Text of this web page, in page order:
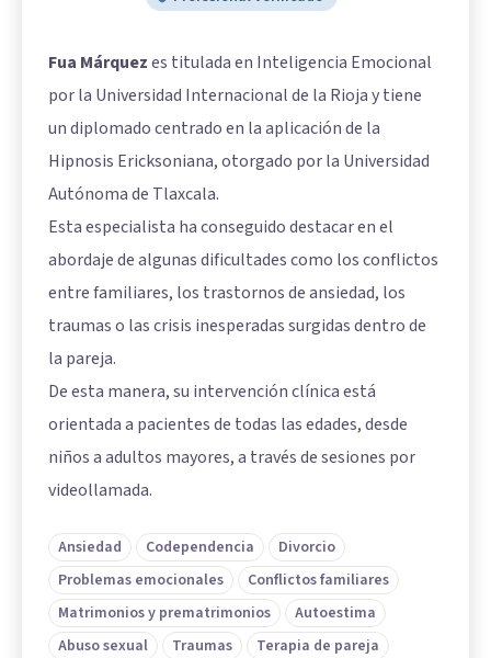
Fua Márquezes titulada en Inteligencia Emocional
por la Universidad Internacional de la Rioja y tiene
un diplomado centrado en la aplicación de la
Hipnosis Ericksoniana, otorgado por la Universidad
Autónoma de Tlaxcala.
Esta especialista ha conseguido destacar en el
abordaje de algunas dificultades como los conflictos
entre familiares, los trastornos de ansiedad, los
traumas o las crisis inesperadas surgidas dentro de
la pareja.
De esta manera, su intervención clínica está
orientada a pacientes de todas las edades, desde
niños a adultos mayores, a través de sesiones por
videollamada.
Ansiedad Codependencia
Divorcio
Problemas emocionales
Conflictos familiares
Matrimonios y prematrimonios
Autoestima
Abuso sexual
Traumas Terapia de pareja